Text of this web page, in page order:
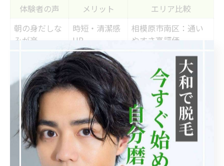
体験者の声 メリット
エリア比較
朝の身だしな
みが楽
時短・清潔感
UP
相模原市南区：通い
やすさ高評価
第一印象が良
くなった
自己処理トラ
ブル減少
町田：利便性で比較
継続的なケア
が楽
肌荒れ・失敗
防止
南区：予約の取りや
すさ
脱毛による眉毛ケアを体験した男性たちからは、「朝の
身だしなみが格段に楽になった」「清潔感がアップし、
第一印象が良くなった」といったリアルな感想が寄せら